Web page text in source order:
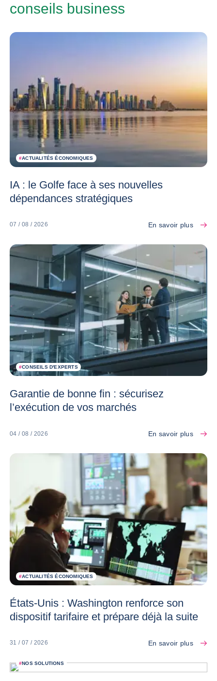
conseils business
#ACTUALITÉS ÉCONOMIQUES
IA : le Golfe face à ses nouvelles
dépendances stratégiques
07 / 08 / 2026 En savoir plus
#CONSEILS D'EXPERTS
Garantie de bonne fin : sécurisez
l’exécution de vos marchés
04 / 08 / 2026 En savoir plus
#ACTUALITÉS ÉCONOMIQUES
États-Unis : Washington renforce son
dispositif tarifaire et prépare déjà la suite
31 / 07 / 2026 En savoir plus
#NOS SOLUTIONS